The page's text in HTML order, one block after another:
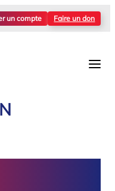
un compte Faire un don